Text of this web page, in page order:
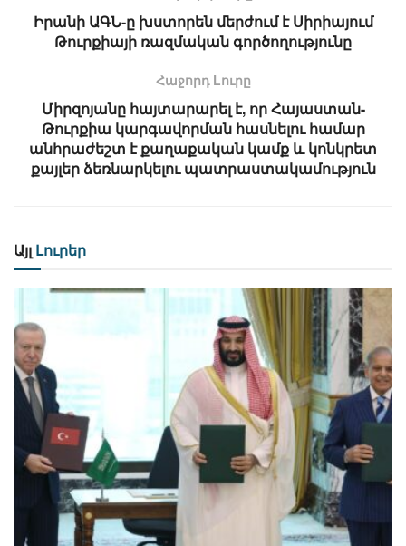
Իրանի ԱԳՆ-ը խստորեն մերժում է Սիրիայում
Թուրքիայի ռազմական գործողությունը
Հաջորդ Lուրը
Միրզոյանը հայտարարել է, որ Հայաստան-
Թուրքիա կարգավորման հասնելու համար
անհրաժեշտ է քաղաքական կամք և կոնկրետ
քայլեր ձեռնարկելու պատրաստակամություն
Այլ Լուրեր